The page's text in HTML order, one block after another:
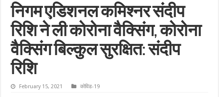
निगम एडिशनल कमिश्नर संदीप
रिशि ने ली कोरोना वैक्सिंग, कोरोना
वैक्सिंग बिल्कुल सुरक्षित: संदीप
रिशि
February 15, 2021 कोविड-19